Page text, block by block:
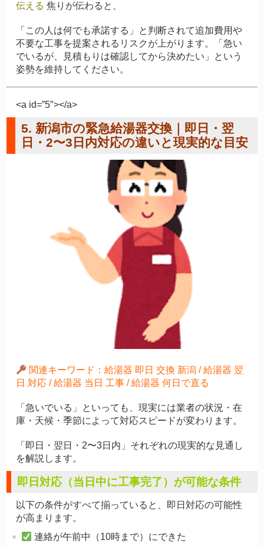
伝える 焦りが伝わると、
「この人は何でも承諾する」と判断されて追加費用や
不要な工事を提案されるリスクが上がります。「急い
でいるが、見積もりは確認してから決めたい」という
姿勢を維持してください。
<a id=”5″></a>
5. 新潟市の緊急給湯器交換｜即日・翌
日・2〜3日内対応の違いと現実的な目安
関連キーワード：給湯器 即日 交換 新潟 / 給湯器 翌
日 対応 / 給湯器 当日 工事 / 給湯器 何日で直る
「急いでいる」といっても、現実には業者の状況・在
庫・天候・季節によって対応スピードが変わります。
「即日・翌日・2〜3日内」それぞれの現実的な見通し
を解説します。
即日対応（当日中に工事完了）が可能な条件
以下の条件がすべて揃っていると、即日対応の可能性
が高まります。
連絡が午前中（10時まで）にできた